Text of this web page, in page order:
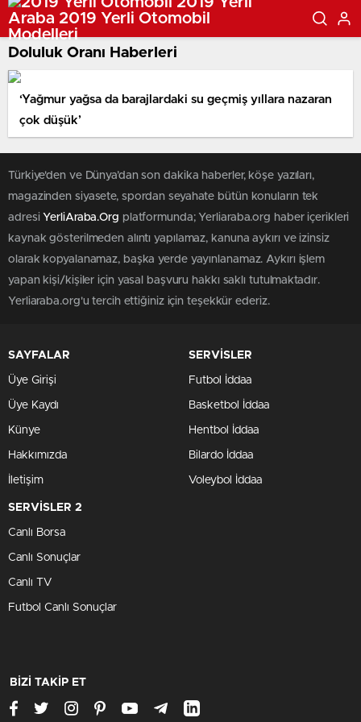
Doluluk Oranı Haberleri
‘Yağmur yağsa da barajlardaki su geçmiş yıllara nazaran
çok düşük’
Türkiye'den ve Dünya’dan son dakika haberler, köşe yazıları,
magazinden siyasete, spordan seyahate bütün konuların tek
adresi YerliAraba.Org platformunda; Yerliaraba.org haber içerikleri
kaynak gösterilmeden alıntı yapılamaz, kanuna aykırı ve izinsiz
olarak kopyalanamaz, başka yerde yayınlanamaz. Aykırı işlem
yapan kişi/kişiler için yasal başvuru hakkı saklı tutulmaktadır.
Yerliaraba.org'u tercih ettiğiniz için teşekkür ederiz.
SAYFALAR
Üye Girişi
Üye Kaydı
Künye
Hakkımızda
İletişim
SERVİSLER
Futbol İddaa
Basketbol İddaa
Hentbol İddaa
Bilardo İddaa
Voleybol İddaa
SERVİSLER 2
Canlı Borsa
Canlı Sonuçlar
Canlı TV
Futbol Canlı Sonuçlar
BİZİ TAKİP ET